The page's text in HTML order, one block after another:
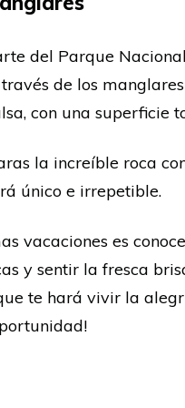
del Parque
de los
con una superficie
la increíble roca
único e irrepetible.
vacaciones es
y sentir la fresca
te hará vivir la